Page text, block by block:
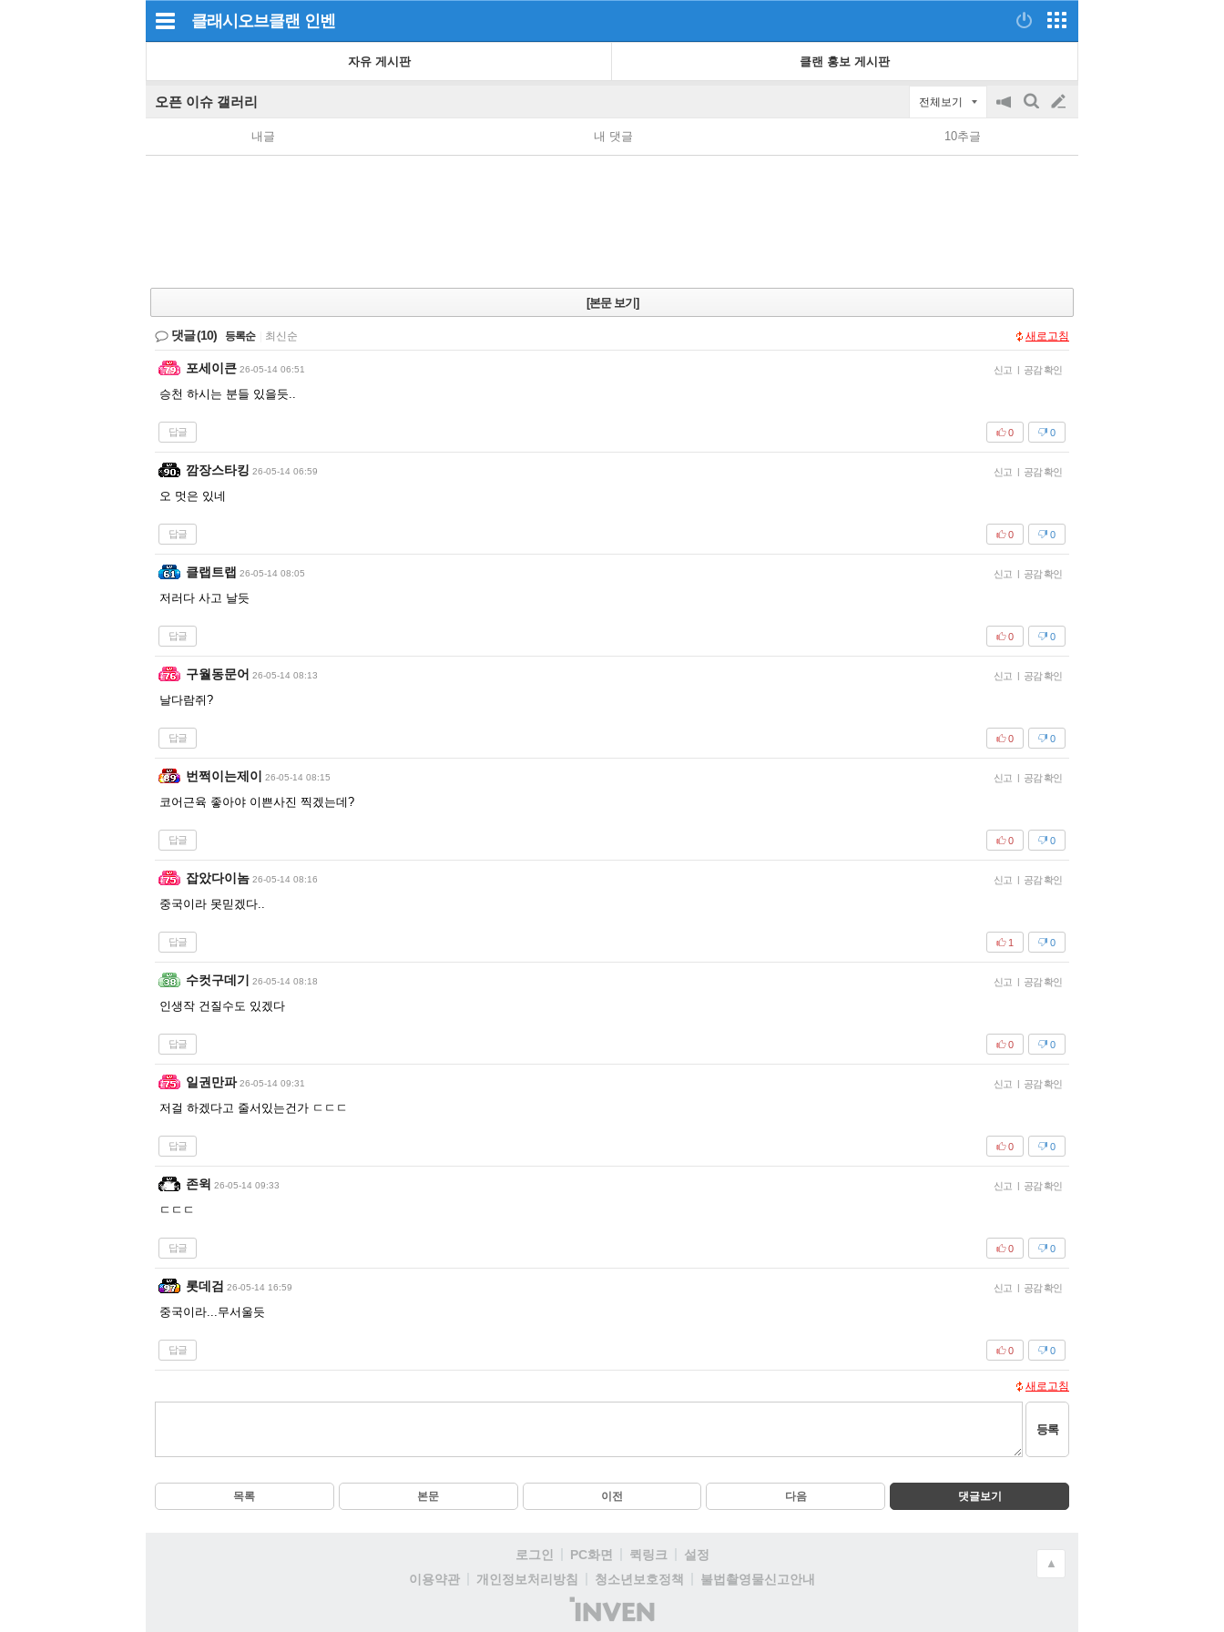
클래시오브클랜 인벤
자유 게시판 클랜 홍보 게시판
오픈 이슈 갤러리 전체보기
공
on/off
검
글
쓰
내글 내 댓글 10추글
[본문 보기]
댓글(10) 등록순 최신순 새로고침
포세이큰 26-05-14 06:51 신고 | 공감 확인
승천 하시는 분들 있을듯..
답글 0
0
깜장스타킹 26-05-14 06:59 신고 | 공감 확인
오 멋은 있네
답글 0
0
클랩트랩 26-05-14 08:05 신고 | 공감 확인
저러다 사고 날듯
답글 0
0
구월동문어 26-05-14 08:13 신고 | 공감 확인
날다람쥐?
답글 0
0
번쩍이는제이 26-05-14 08:15 신고 | 공감 확인
코어근육 좋아야 이쁜사진 찍겠는데?
답글 0
0
잡았다이놈 26-05-14 08:16 신고 | 공감 확인
중국이라 못믿겠다..
답글 0
1
수컷구데기 26-05-14 08:18 신고 | 공감 확인
인생작 건질수도 있겠다
답글 0
0
일권만파 26-05-14 09:31 신고 | 공감 확인
저걸 하겠다고 줄서있는건가 ㄷㄷㄷ
답글 0
0
존윅 26-05-14 09:33 신고 | 공감 확인
ㄷㄷㄷ
답글 0
0
롯데검 26-05-14 16:59 신고 | 공감 확인
중국이라...무서울듯
답글 0
0
새로고침
등록
목록 본문 이전 다음 댓글보기
로그인 PC화면 퀵링크
설정
이용약관
개인정보처리방침 청소년보호정책
불법촬영물신고안내
(주)
인
▲